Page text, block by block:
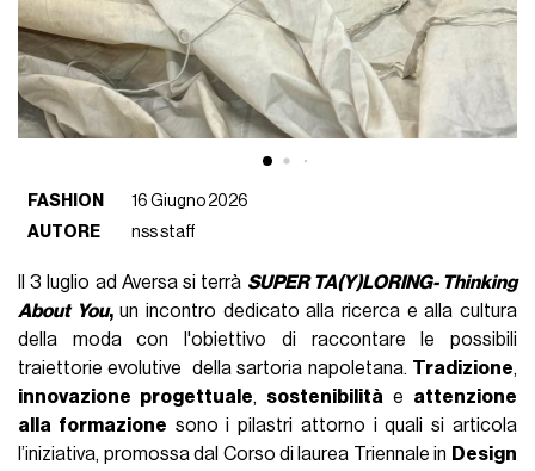
FASHION
16 Giugno 2026
AUTORE
nss staff
Il 3 luglio ad Aversa si terrà SUPER TA(Y)LORING- Thinking
About You,un incontro dedicato alla ricerca e alla cultura
della moda con l'obiettivo di raccontare le possibili
traiettorie evolutive della sartoria napoletana. Tradizione,
innovazione progettuale, sostenibilità e attenzione
alla formazione sono i pilastri attorno i quali si articola
l’iniziativa, promossa dal Corso di laurea Triennale in Design